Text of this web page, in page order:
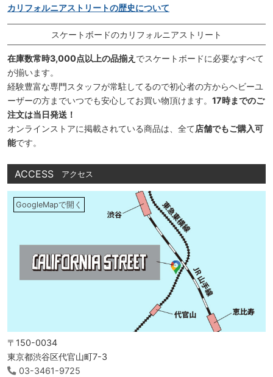
カリフォルニアストリートの歴史について
スケートボードのカリフォルニアストリート
在庫数常時3,000点以上の品揃え でスケートボードに必要なすべて
が揃います。
経験豊富な専門スタッフが常駐してるので初心者の方からヘビーユ
ーザーの方までいつでも安心してお買い物頂けます。 17時までのご
注文は当日発送！
オンラインストアに掲載されている商品は、全て店舗でもご購入可
能です。
ACCESS アクセス
GoogleMapで開く
〒150-0034
東京都渋谷区代官山町7-3
03-3461-9725